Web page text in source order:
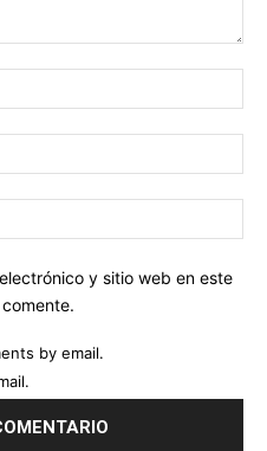
y sitio web en este
by email.